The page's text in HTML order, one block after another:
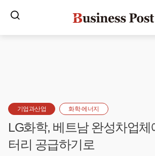
기업과산업 화학·에너지
LG화학, 베트남 완성차업체
터리 공급하기로